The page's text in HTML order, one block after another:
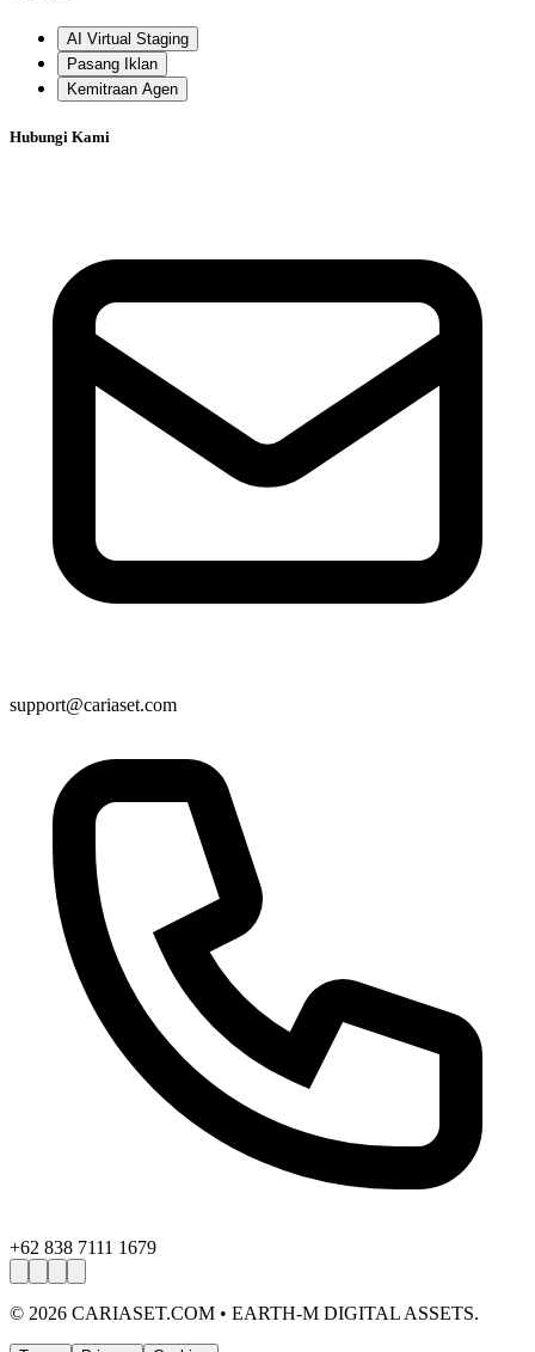
AI Virtual Staging
Pasang Iklan
Kemitraan Agen
Hubungi Kami
support@cariaset.com
+62 838 7111 1679
© 2026 CARIASET.COM • EARTH-M DIGITAL ASSETS.